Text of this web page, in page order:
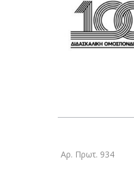
Αρ. Πρωτ. 934